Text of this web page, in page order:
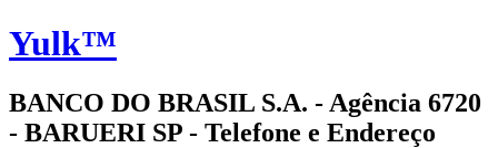
Yulk™
BANCO DO BRASIL S.A. - Agência 6720
- BARUERI SP - Telefone e Endereço